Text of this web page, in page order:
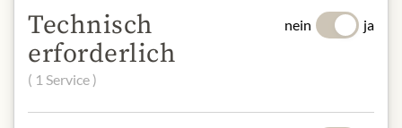
Tomate 94,28%, scharfer Paprika 3%,
Natives Olivenöl extra vergine 1,72%,
Knoblauch, Zwiebel, Petersilie, Salz.
Es sind keine Allergene enthalten.
Technisch
erforderlich
( 1 Service )
nein ja